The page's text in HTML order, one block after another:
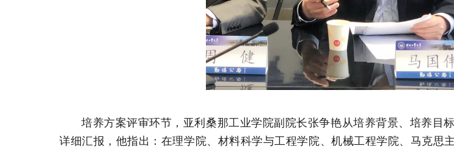
培养方案评审环节，亚利桑那工业学院副院长张争艳从培养背景、培养目
详细汇报，他指出：在理学院、材料科学与工程学院、机械工程学院、马克思